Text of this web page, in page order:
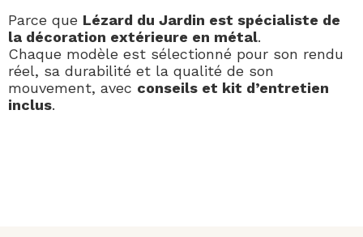
Parce que Lézard du Jardin est spécialiste de
la décoration extérieure en métal.
Chaque modèle est sélectionné pour son rendu
réel, sa durabilité et la qualité de son
mouvement, avec conseils et kit d’entretien
inclus.